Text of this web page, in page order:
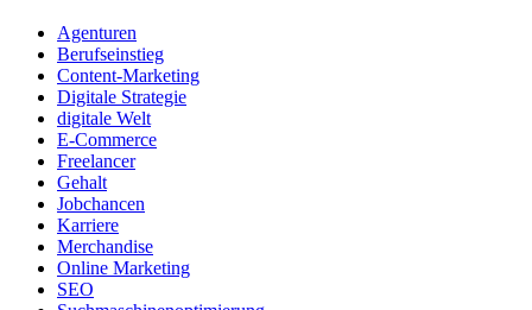
Agenturen
Berufseinstieg
Content-Marketing
Digitale Strategie
digitale Welt
E-Commerce
Freelancer
Gehalt
Jobchancen
Karriere
Merchandise
Online Marketing
SEO